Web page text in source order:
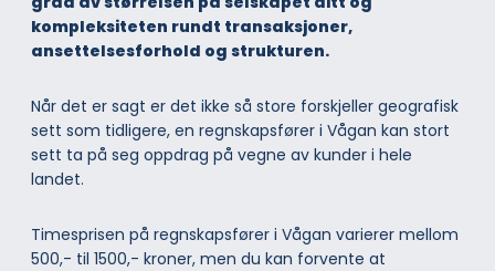
kompleksiteten rundt transaksjoner,
ansettelsesforhold og strukturen.
Når det er sagt er det ikke så store forskjeller geografisk
sett som tidligere, en regnskapsfører i Vågan kan stort
sett ta på seg oppdrag på vegne av kunder i hele
landet.
Timesprisen på regnskapsfører i Vågan varierer mellom
500,- til 1500,- kroner, men du kan forvente at